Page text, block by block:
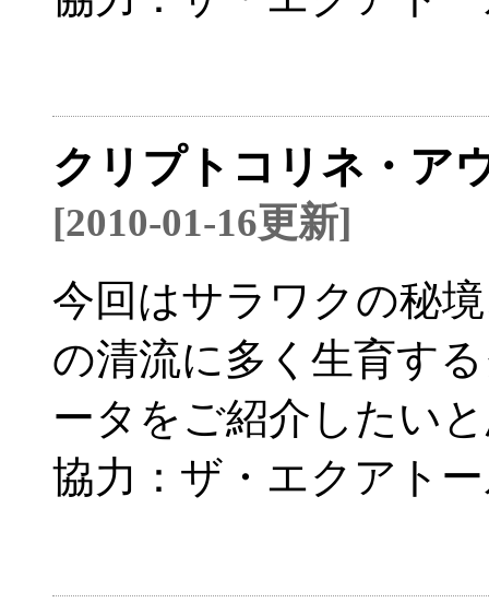
クリプトコリネ・ア
[2010-01-16更新]
今回はサラワクの秘
の清流に多く生育す
ータをご紹介したい
協力：ザ・エクアト